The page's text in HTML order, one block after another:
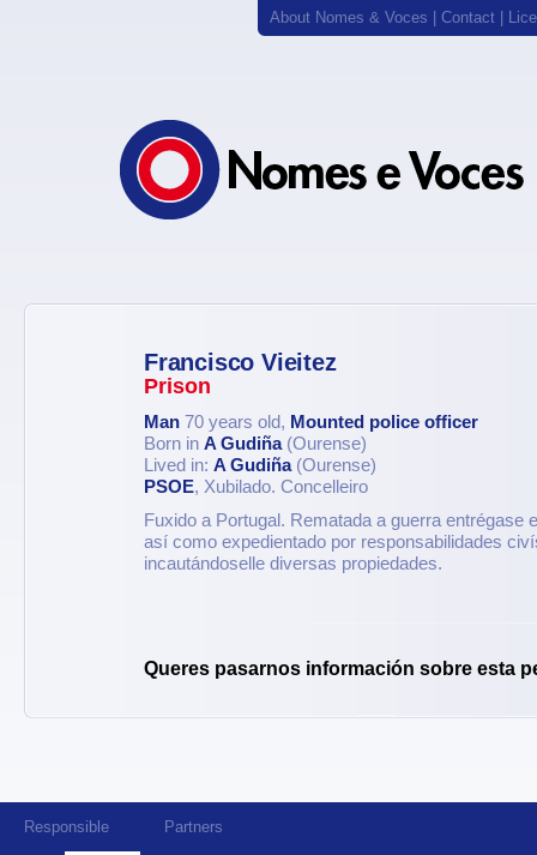
About Nomes & Voces Contact
Francisco Vieitez
Prison
Man 70 years old, Mounted police officer
Born in A Gudiña(Ourense)
Lived in: A Gudiña(Ourense)
PSOE, Xubilado. Concelleiro
Fuxido a Portugal. Rematada a guerra entrégase
así como expedientado por responsabilidades
incautándoselle diversas propiedades.
Queres pasarnos información sobre esta
Responsible Partners